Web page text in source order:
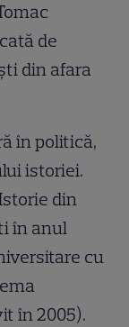
de
din afara
în politică,
istoriei.
din
în anul
cu
în 2005).